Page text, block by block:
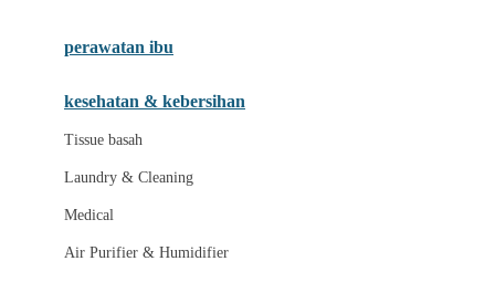
MATCHBOX
MiaMily
perawatan ibu
kesehatan & kebersihan
Tissue basah
Laundry & Cleaning
Medical
Air Purifier & Humidifier